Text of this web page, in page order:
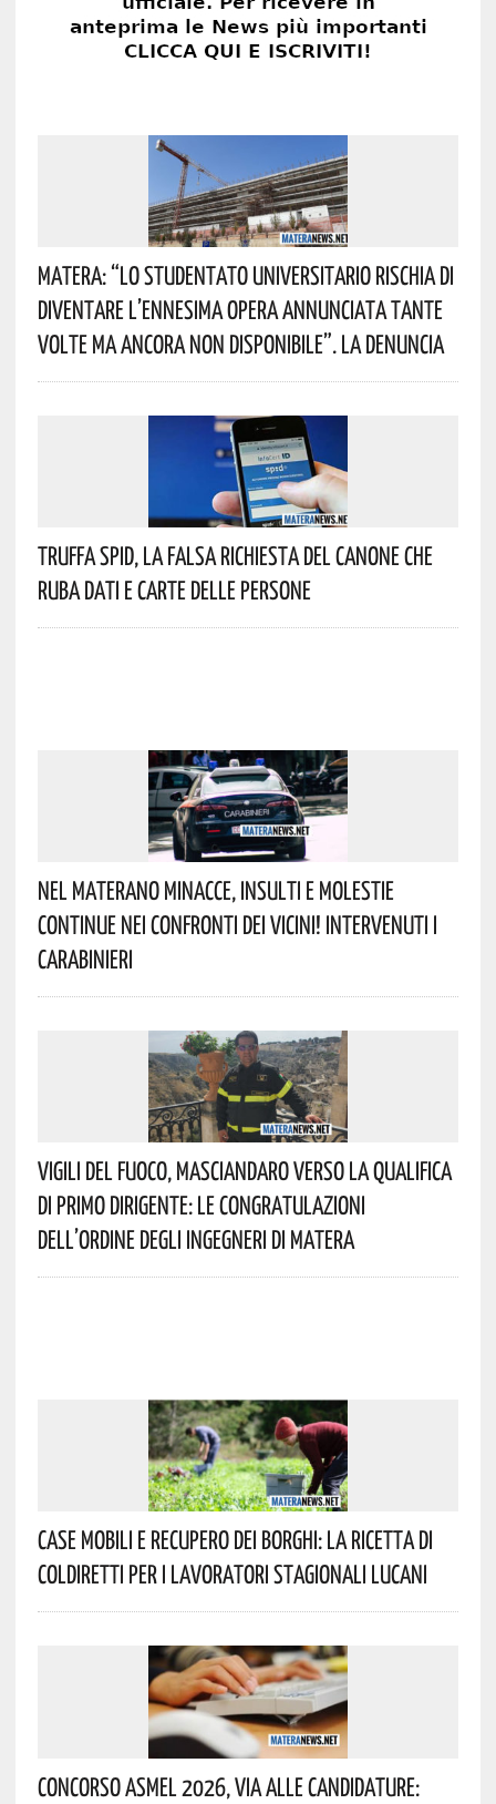
Matera: “Lo Studentato Universitario Rischia Di
Diventare L’ennesima Opera Annunciata Tante
Volte Ma Ancora Non Disponibile”. La Denuncia
Truffa Spid, La Falsa Richiesta Del Canone Che
Ruba Dati E Carte Delle Persone
Nel Materano Minacce, Insulti E Molestie
Continue Nei Confronti Dei Vicini! Intervenuti I
Carabinieri
Vigili Del Fuoco, Masciandaro Verso La Qualifica
Di Primo Dirigente: Le Congratulazioni
Dell’Ordine Degli Ingegneri Di Matera
Case Mobili E Recupero Dei Borghi: La Ricetta Di
Coldiretti Per I Lavoratori Stagionali Lucani
Concorso Asmel 2026, Via Alle Candidature: